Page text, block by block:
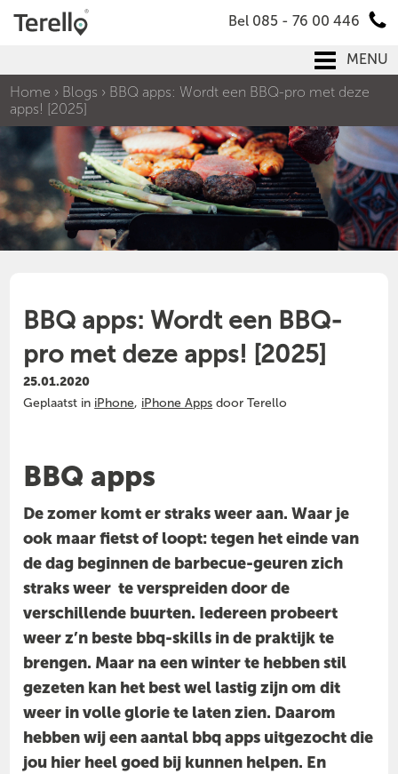
Bel 085 - 76 00 446
MENU
Home › Blogs › BBQ apps: Wordt een BBQ-pro met deze
apps! [2025]
BBQ apps: Wordt een BBQ-
pro met deze apps! [2025]
25.01.2020
Geplaatst in iPhone, iPhone Apps door Terello
BBQ apps
De zomer komt er straks weer aan. Waar je
ook maar fietst of loopt: tegen het einde van
de dag beginnen de barbecue-geuren zich
straks weer te verspreiden door de
verschillende buurten. Iedereen probeert
weer z’n beste bbq-skills in de praktijk te
brengen. Maar na een winter te hebben stil
gezeten kan het best wel lastig zijn om dit
weer in volle glorie te laten zien. Daarom
hebben wij een aantal bbq apps uitgezocht die
jou hier heel goed bij kunnen helpen. En